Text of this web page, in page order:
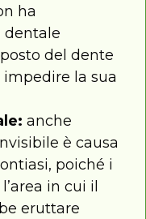
ha
dentale
del dente
la sua
anche
è causa
poiché i
in cui il
eruttare